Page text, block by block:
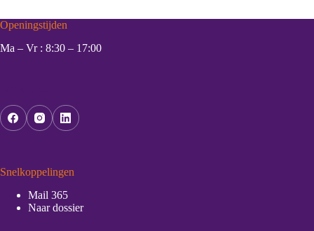
Openingstijden
Ma – Vr : 8:30 – 17:00
Snelkoppelingen
Mail 365
Naar dossier